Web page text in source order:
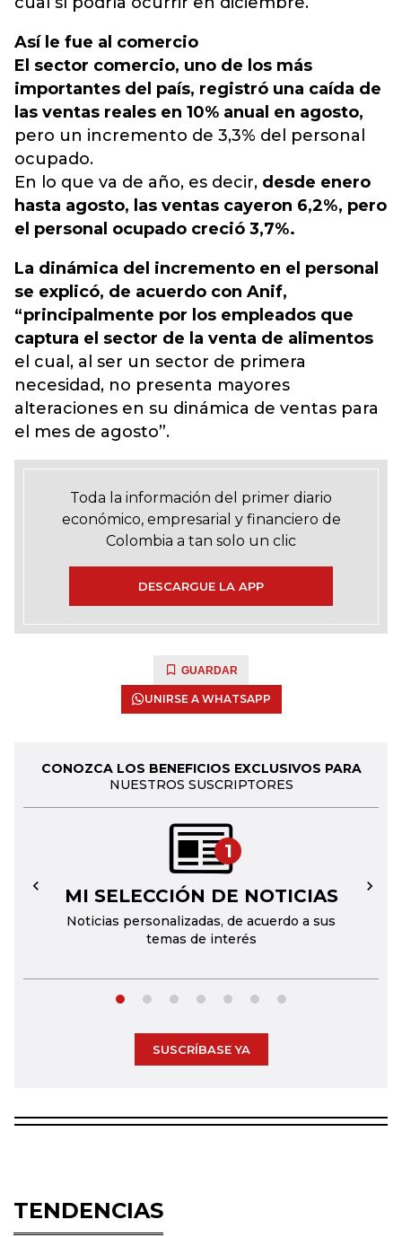
Así le fue al comercio
El sector comercio, uno de los más
importantes del país, registró una caída de
las ventas reales en 10% anual en agosto,
pero un incremento de 3,3% del personal
ocupado.
En lo que va de año, es decir, desde enero
hasta agosto, las ventas cayeron 6,2%, pero
el personal ocupado creció 3,7%.
La dinámica del incremento en el personal
se explicó, de acuerdo con Anif,
“principalmente por los empleados que
captura el sector de la venta de alimentos
el cual, al ser un sector de primera
necesidad, no presenta mayores
alteraciones en su dinámica de ventas para
el mes de agosto”.
Toda la información del primer diario
económico, empresarial y financiero de
Colombia a tan solo un clic
DESCARGUE LA APP
GUARDAR
UNIRSE A WHATSAPP
CONOZCA LOS BENEFICIOS EXCLUSIVOS PARA
NUESTROS SUSCRIPTORES
1
MI SELECCIÓN DE NOTICIAS
Noticias personalizadas, de acuerdo a sus
temas de interés
← →
SUSCRÍBASE YA
TENDENCIAS